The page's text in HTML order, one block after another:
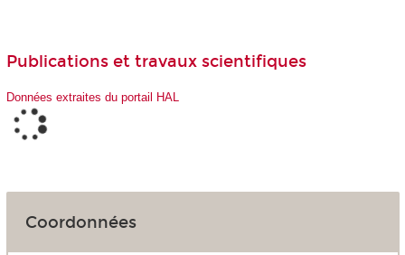
Publications et travaux scientifiques
Données extraites du portail HAL
Coordonnées